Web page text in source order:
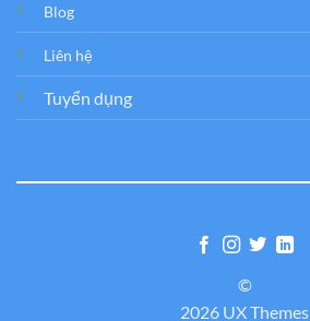
Blog
Liên hệ
Tuyển dụng
©
2026 UX Themes